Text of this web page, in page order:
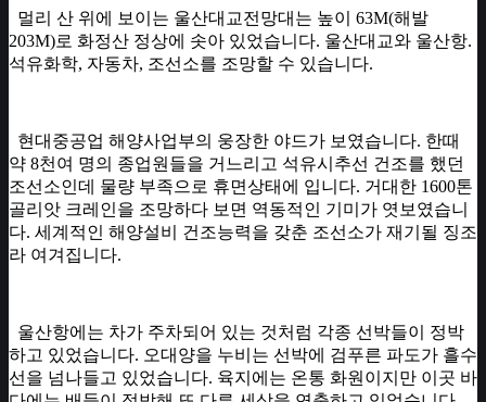
멀리 산 위에 보이는 울산대교전망대는 높이 63M(해발
203M)로 화정산 정상에 솟아 있었습니다. 울산대교와 울산항.
석유화학, 자동차, 조선소를 조망할 수 있습니다.
현대중공업 해양사업부의 웅장한 야드가 보였습니다. 한때
약 8천여 명의 종업원들을 거느리고 석유시추선 건조를 했던
조선소인데 물량 부족으로 휴면상태에 입니다. 거대한 1600톤
골리앗 크레인을 조망하다 보면 역동적인 기미가 엿보였습니
다. 세계적인 해양설비 건조능력을 갖춘 조선소가 재기될 징조
라 여겨집니다.
​ 울산항에는 차가 주차되어 있는 것처럼 각종 선박들이 정박
하고 있었습니다. 오대양을 누비는 선박에 검푸른 파도가 흘수
선을 넘나들고 있었습니다. 육지에는 온통 화원이지만 이곳 바